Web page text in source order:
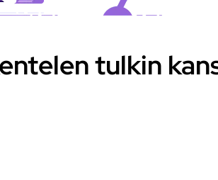
tulkin